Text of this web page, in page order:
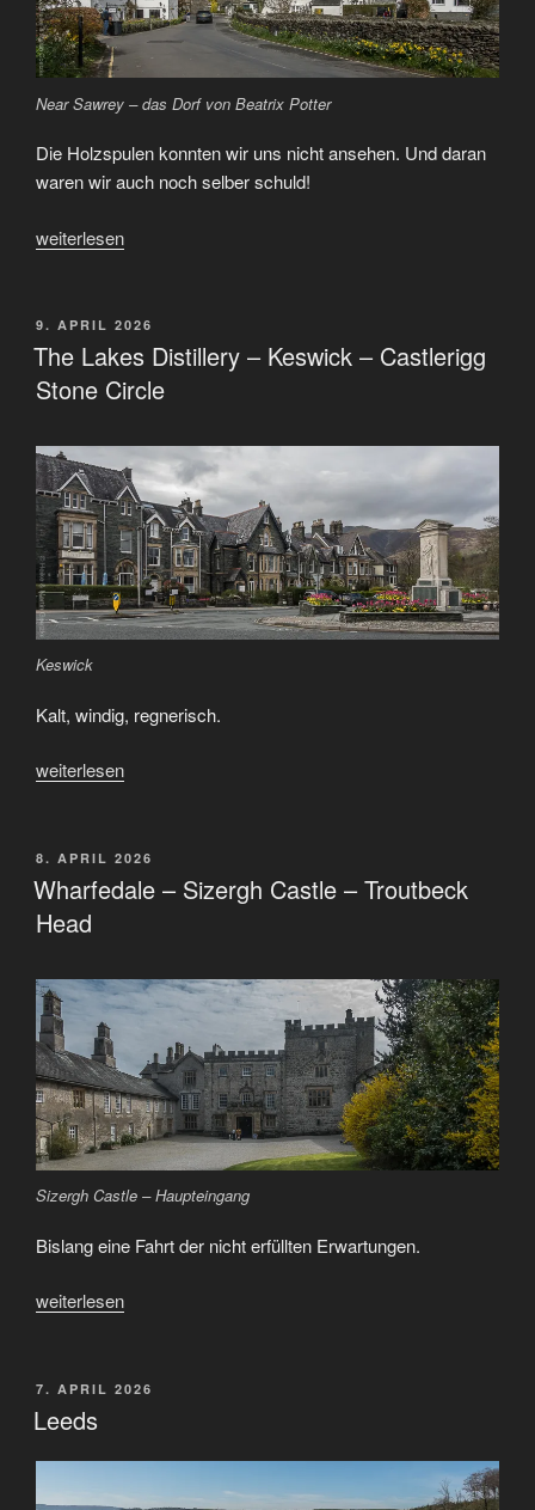
Near Sawrey – das Dorf von Beatrix Potter
Die Holzspulen konnten wir uns nicht ansehen. Und daran
waren wir auch noch selber schuld!
„Jemima
–
Fellfüße
–
Bleistifte“
weiterlesen
VERÖFFENTLICHT
AM
9. APRIL 2026
The Lakes Distillery – Keswick – Castlerigg
Stone Circle
Keswick
Kalt, windig, regnerisch.
„The
–
Keswick
–
Castlerigg
Circle“
weiterlesen
VERÖFFENTLICHT
AM
8. APRIL 2026
Wharfedale – Sizergh Castle – Troutbeck
Head
Sizergh Castle – Haupteingang
Bislang eine Fahrt der nicht erfüllten Erwartungen.
„Wharfedale
Castle
–
weiterlesen
VERÖFFENTLICHT
AM
7. APRIL 2026
Leeds